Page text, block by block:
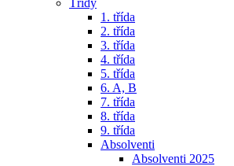
Třídy
1. třída
2. třída
3. třída
4. třída
5. třída
6. A, B
7. třída
8. třída
9. třída
Absolventi
Absolventi 2025